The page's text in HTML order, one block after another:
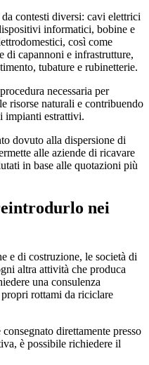
contesti diversi: cavi elettrici
informatici, bobine e
così come
di capannoni e infrastrutture,
tubature e rubinetterie.
necessaria per
risorse naturali e contribuendo
impianti estrattivi.
dovuto alla dispersione di
alle aziende di ricavare
in base alle quotazioni più
nei
e di costruzione, le società di
altra attività che produca
una consulenza
rottami da riciclare
direttamente presso
è possibile richiedere il